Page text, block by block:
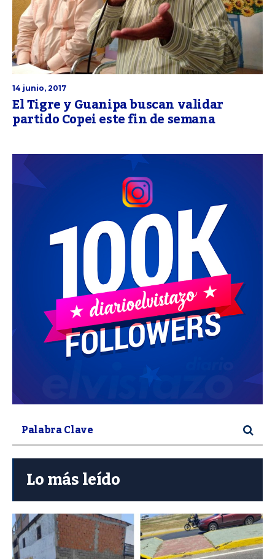
14 junio, 2017
El Tigre y Guanipa buscan validar
partido Copei este fin de semana
Lo más leído